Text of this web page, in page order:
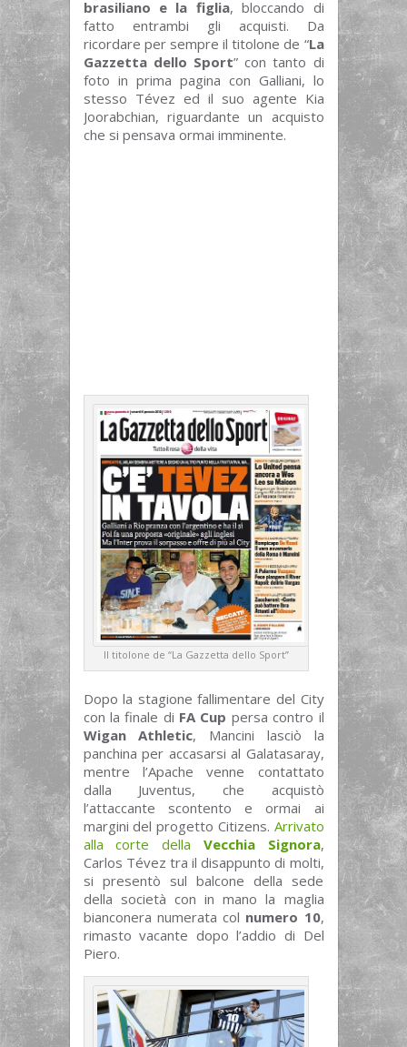
brasiliano e la figlia, bloccando di
fatto entrambi gli acquisti. Da
ricordare per sempre il titolone de “La
Gazzetta dello Sport” con tanto di
foto in prima pagina con Galliani, lo
stesso Tévez ed il suo agente Kia
Joorabchian, riguardante un acquisto
che si pensava ormai imminente.
Il titolone de “La Gazzetta dello Sport”
Dopo la stagione fallimentare del City
con la finale di FA Cup persa contro il
Wigan Athletic, Mancini lasciò la
panchina per accasarsi al Galatasaray,
mentre l’Apache venne contattato
dalla Juventus, che acquistò
l’attaccante scontento e ormai ai
margini del progetto Citizens. Arrivato
alla corte della Vecchia Signora,
Carlos Tévez tra il disappunto di molti,
si presentò sul balcone della sede
della società con in mano la maglia
bianconera numerata col numero 10,
rimasto vacante dopo l’addio di Del
Piero.